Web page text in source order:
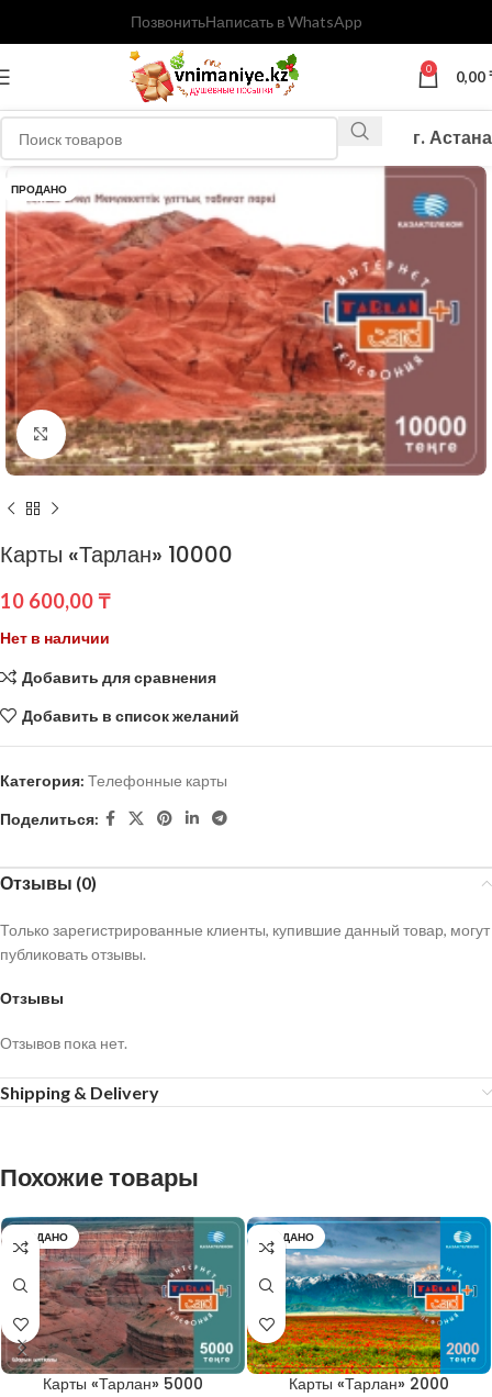
ПозвонитьНаписать в WhatsApp
0 0,00
г. Астана
ПРОДАНО
Нажмите, чтобы увеличить
Карты «Тарлан» 10000
10 600,00 ₸
Нет в наличии
Добавить для сравнения
Добавить в список желаний
Категория: Телефонные карты
Поделиться:
Отзывы (0)
Отзывы
Отзывов пока нет.
Только зарегистрированные клиенты, купившие данный товар, могут
публиковать отзывы.
Shipping & Delivery
Похожие товары
ПРОДАНО
Карты «Тарлан» 5000
ПРОДАНО
Карты «Тарлан» 2000